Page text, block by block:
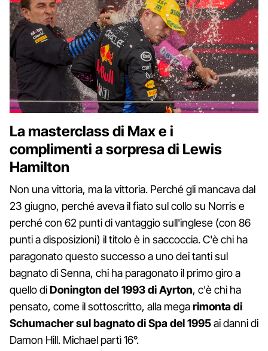
La masterclass di Max e i
complimenti a sorpresa di Lewis
Hamilton
Non una vittoria, ma la vittoria. Perché gli mancava dal
23 giugno, perché aveva il fiato sul collo su Norris e
perché con 62 punti di vantaggio sull'inglese (con 86
punti a disposizioni) il titolo è in saccoccia. C'è chi ha
paragonato questo successo a uno dei tanti sul
bagnato di Senna, chi ha paragonato il primo giro a
quello diDonington del 1993 di Ayrton, c'è chi ha
pensato, come il sottoscritto, alla megarimonta di
Schumacher sul bagnato di Spa del 1995ai danni di
Damon Hill. Michael partì 16°.